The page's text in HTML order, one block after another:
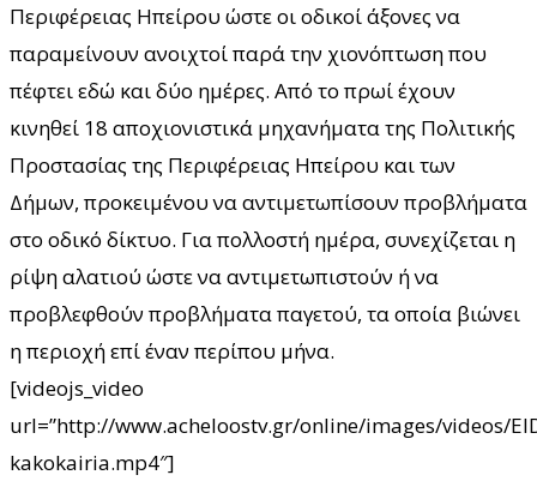
Περιφέρειας Ηπείρου ώστε οι οδικοί άξονες να
παραμείνουν ανοιχτοί παρά την χιονόπτωση που
πέφτει εδώ και δύο ημέρες. Από το πρωί έχουν
κινηθεί 18 αποχιονιστικά μηχανήματα της Πολιτικής
Προστασίας της Περιφέρειας Ηπείρου και των
Δήμων, προκειμένου να αντιμετωπίσουν προβλήματα
στο οδικό δίκτυο. Για πολλοστή ημέρα, συνεχίζεται η
ρίψη αλατιού ώστε να αντιμετωπιστούν ή να
προβλεφθούν προβλήματα παγετού, τα οποία βιώνει
η περιοχή επί έναν περίπου μήνα.
[videojs_video
url=”http://www.acheloostv.gr/online/images/videos/
kakokairia.mp4″]